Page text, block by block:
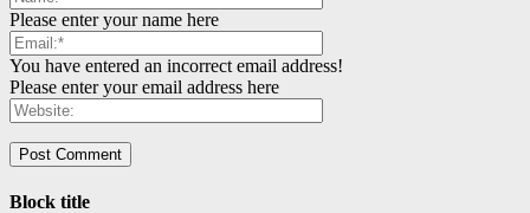
Please enter your name here
You have entered an incorrect email address!
Please enter your email address here
Block title